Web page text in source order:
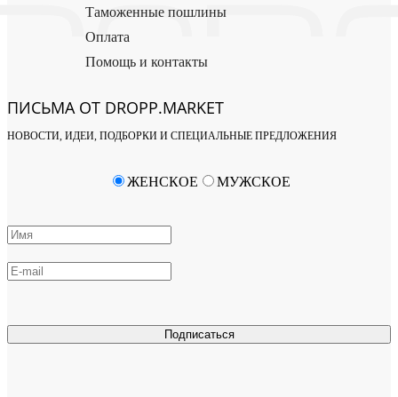
Таможенные пошлины
Оплата
Помощь и контакты
ПИСЬМА ОТ DROPP.MARKET
НОВОСТИ, ИДЕИ, ПОДБОРКИ И СПЕЦИАЛЬНЫЕ ПРЕДЛОЖЕНИЯ
Подписаться
ЖЕНСКОЕ МУЖСКОЕ